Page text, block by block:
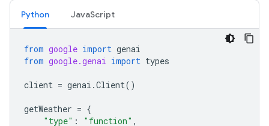
Python JavaScript
from google import genai
from google.genai import types
client = genai .Client()
getWeather = {
"type" : "function" ,